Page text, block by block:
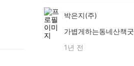
박은지(주)
가볍게하는동네산책굿
1년 전